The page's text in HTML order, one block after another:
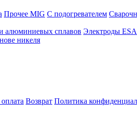
Прочее MIG С подогревателем
алюминиевых сплавов Электроды
никеля
Возврат Политика